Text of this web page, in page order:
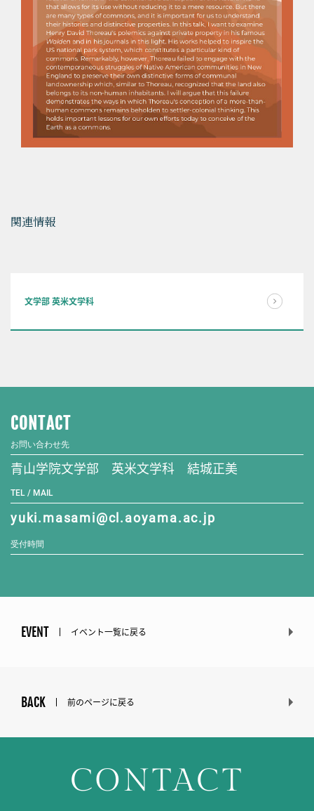
関連情報
文学部 英米文学科
CONTACT
お問い合わせ先
青山学院文学部 英米文学科 結城正美
TEL / MAIL
yuki.masami@cl.aoyama.ac.jp
受付時間
EVENT イベント一覧に戻る
BACK 前のページに戻る
CONTACT